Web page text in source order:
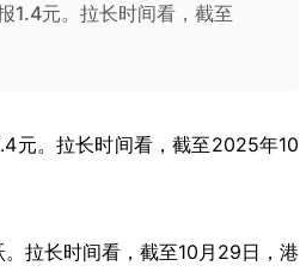
1.4元。拉长时间看，截至
元。拉长时间看，截至2025年10
拉长时间看，截至10月 29日，港